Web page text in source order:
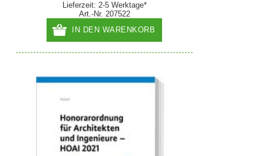
Lieferzeit: 2-5 Werktage*
Art.-Nr. 207522
IN DEN WARENKORB